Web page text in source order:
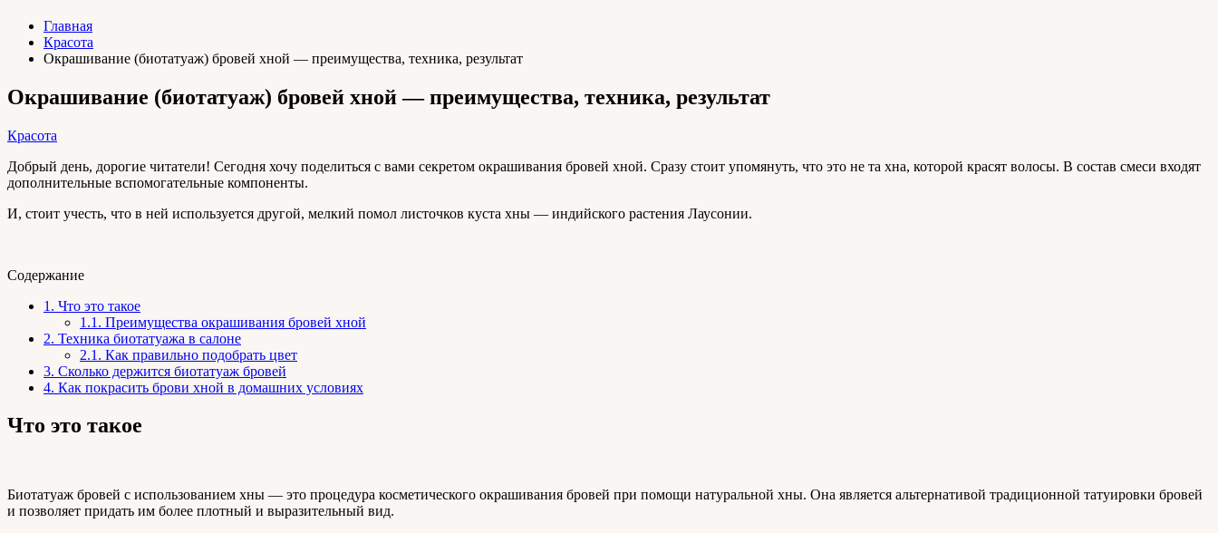
Главная
Красота
Окрашивание (биотатуаж) бровей хной — преимущества, техника, результат
Окрашивание (биотатуаж) бровей хной — преимущества, техника, результат
Красота
Добрый день, дорогие читатели! Сегодня хочу поделиться с вами секретом окрашивания бровей хной. Сразу стоит упомянуть, что это не та хна, которой красят волосы. В состав смеси входят
дополнительные вспомогательные компоненты.
И, стоит учесть, что в ней используется другой, мелкий помол листочков куста хны — индийского растения Лаусонии.
Содержание
1. Что это такое
1.1. Преимущества окрашивания бровей хной
2. Техника биотатуажа в салоне
2.1. Как правильно подобрать цвет
3. Сколько держится биотатуаж бровей
4. Как покрасить брови хной в домашних условиях
Что это такое
Биотатуаж бровей с использованием хны — это процедура косметического окрашивания бровей при помощи натуральной хны. Она является альтернативой традиционной татуировки бровей
и позволяет придать им более плотный и выразительный вид.